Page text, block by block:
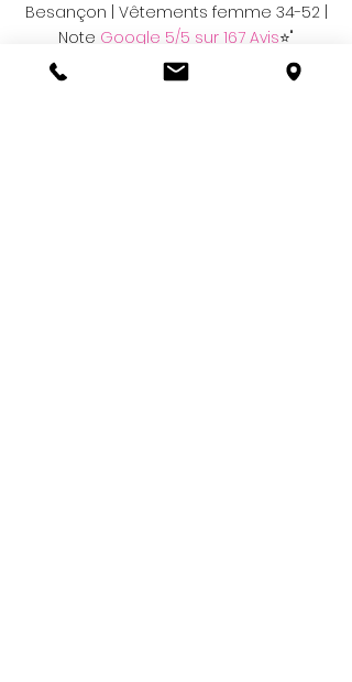
Besançon | Vêtements femme 34-52 |
Note Google 5/5 sur 167 Avis⭐"